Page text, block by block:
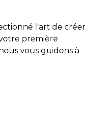
l'art de créer
première
vous guidons à